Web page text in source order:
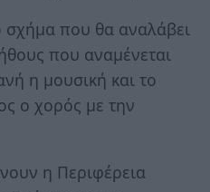
σχήμα που θα αναλάβει
που αναμένεται
η μουσική και το
ο χορός με την
η Περιφέρεια